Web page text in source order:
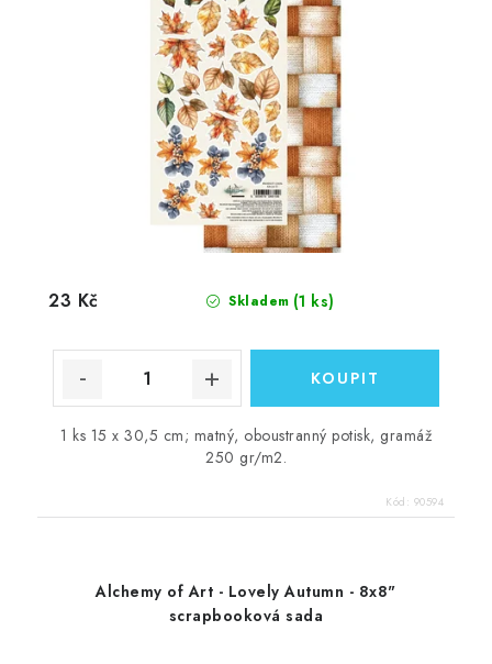
Skladem (1 ks)
23 Kč
1 ks 15 x 30,5 cm; matný, oboustranný potisk, gramáž
250 gr/m2.
Kód: 90594
Alchemy of Art - Lovely Autumn - 8x8"
scrapbooková sada